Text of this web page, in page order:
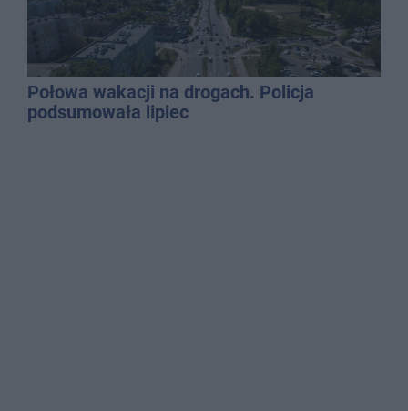
Połowa wakacji na drogach. Policja
podsumowała lipiec